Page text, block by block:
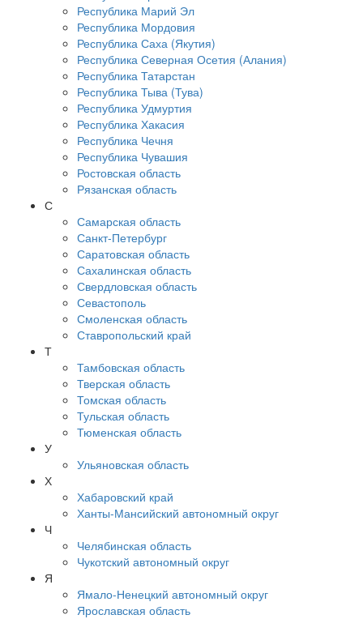
Республика Марий Эл
Республика Мордовия
Республика Саха (Якутия)
Республика Северная Осетия (Алания)
Республика Татарстан
Республика Тыва (Тува)
Республика Удмуртия
Республика Хакасия
Республика Чечня
Республика Чувашия
Ростовская область
Рязанская область
С
Самарская область
Санкт-Петербург
Саратовская область
Сахалинская область
Свердловская область
Севастополь
Смоленская область
Ставропольский край
Т
Тамбовская область
Тверская область
Томская область
Тульская область
Тюменская область
У
Ульяновская область
Х
Хабаровский край
Ханты-Мансийский автономный округ
Ч
Челябинская область
Чукотский автономный округ
Я
Ямало-Ненецкий автономный округ
Ярославская область